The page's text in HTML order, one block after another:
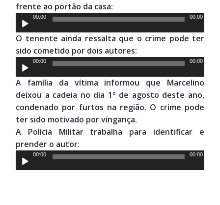
frente ao portão da casa:
Tocador
de
áudio
00:00 00:00
O tenente ainda ressalta que o crime pode ter
sido cometido por dois autores:
Tocador
de
áudio
00:00 00:00
A família da vítima informou que Marcelino
deixou a cadeia no dia 1º de agosto deste ano,
condenado por furtos na região. O crime pode
ter sido motivado por vingança.
A Polícia Militar trabalha para identificar e
prender o autor:
Tocador
de
00:00 00:00